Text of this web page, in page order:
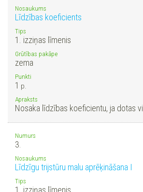
Nosaukums
Līdzības koeficients
Tips
1. izziņas līmenis
Grūtības pakāpe
zema
Punkti
1 p.
Apraksts
Nosaka līdzības koeficientu, ja dotas
Numurs
3.
Nosaukums
Līdzīgu trijstūru malu aprēķināšana I
Tips
1. izziņas līmenis